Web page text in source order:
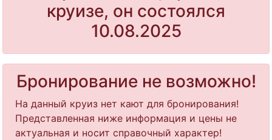
круизе, он состоялся
10.08.2025
Бронирование не возможно!
На данный круиз нет кают для бронирования!
Представленная ниже информация и цены не
актуальная и носит справочный характер!